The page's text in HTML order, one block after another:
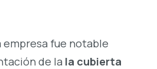
empresa fue notable
de la la cubierta